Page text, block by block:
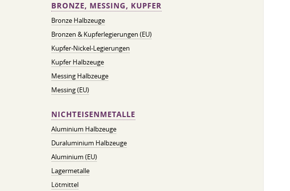
BRONZE, MESSING, KUPFER
Bronze Halbzeuge
Bronzen & Kupferlegierungen (EU)
Kupfer-Nickel-Legierungen
Kupfer Halbzeuge
Messing Halbzeuge
Messing (EU)
NICHTEISENMETALLE
Aluminium Halbzeuge
Duraluminium Halbzeuge
Aluminium (EU)
Lagermetalle
Lötmittel